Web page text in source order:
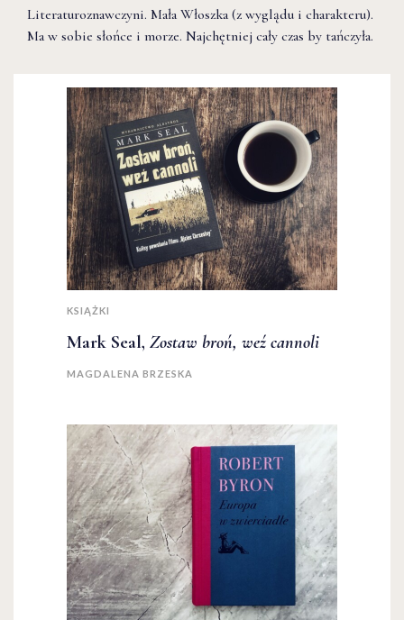
Literaturoznawczyni. Mała Włoszka (z wyglądu i charakteru).
Ma w sobie słońce i morze. Najchętniej cały czas by tańczyła.
KSIĄŻKI
Mark Seal, Zostaw broń, weź cannoli
MAGDALENA BRZESKA